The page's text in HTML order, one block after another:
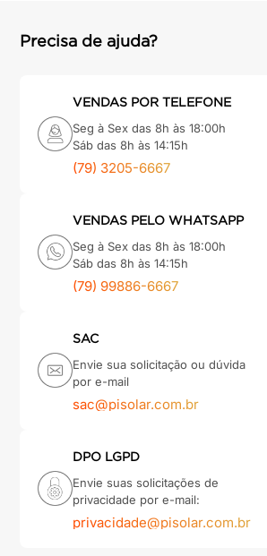
Precisa de ajuda?
VENDAS POR TELEFONE
Seg à Sex das 8h às 18:00h
Sáb das 8h às 14:15h
(79) 3205-6667
VENDAS PELO WHATSAPP
Seg à Sex das 8h às 18:00h
Sáb das 8h às 14:15h
(79) 99886-6667
SAC
Envie sua solicitação ou dúvida
por e-mail
sac@pisolar.com.br
DPO LGPD
Envie suas solicitações de
privacidade por e-mail:
privacidade@pisolar.com.br